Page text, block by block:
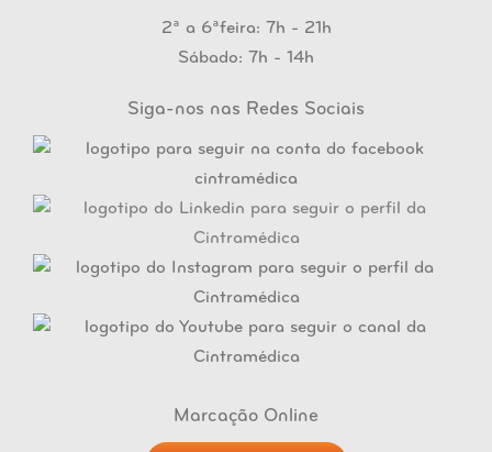
2ª a 6ªfeira: 7h - 21h
Sábado: 7h - 14h
Siga-nos nas Redes Sociais
Marcação Online